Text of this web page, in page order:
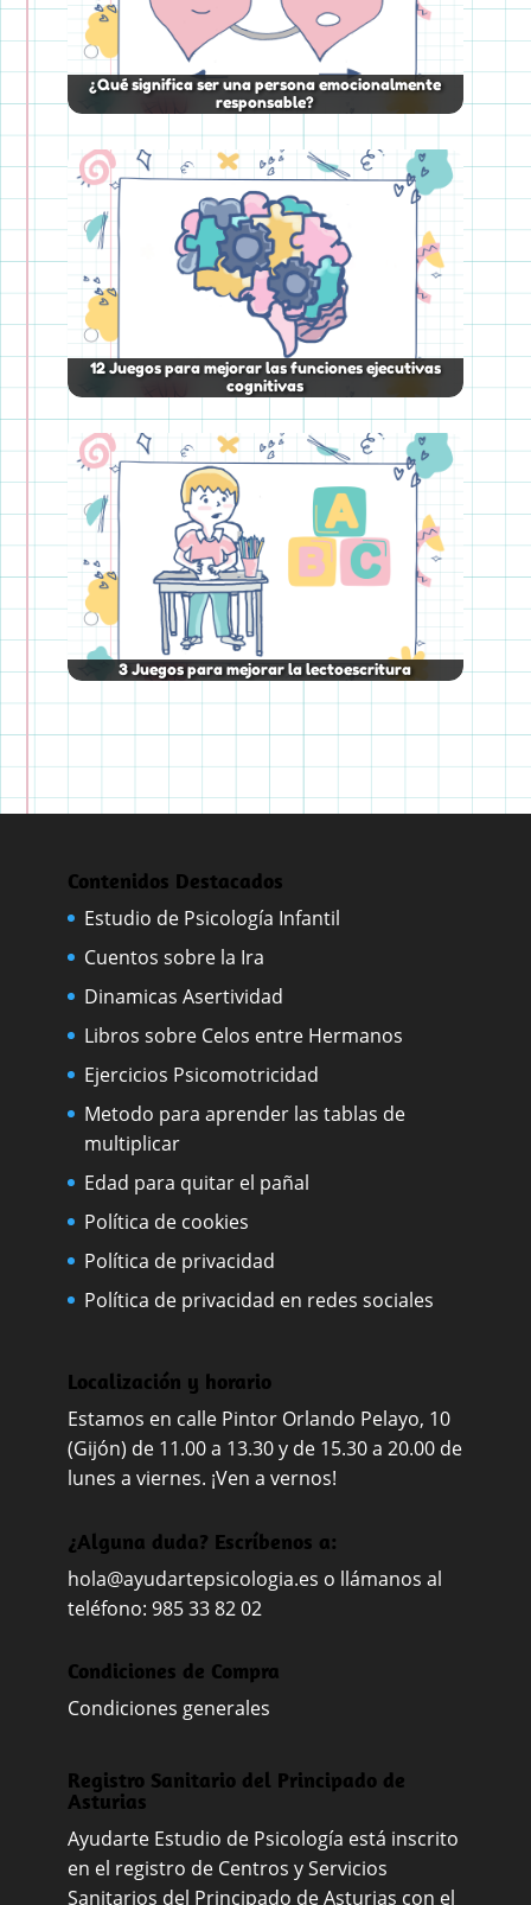
¿Qué significa ser una persona emocionalmente
responsable?
12 Juegos para mejorar las funciones ejecutivas
cognitivas
3 Juegos para mejorar la lectoescritura
Contenidos Destacados
Estudio de Psicología Infantil
Cuentos sobre la Ira
Dinamicas Asertividad
Libros sobre Celos entre Hermanos
Ejercicios Psicomotricidad
Metodo para aprender las tablas de
multiplicar
Edad para quitar el pañal
Política de cookies
Política de privacidad
Política de privacidad en redes sociales
Localización y horario
Estamos en calle Pintor Orlando Pelayo, 10
(Gijón) de 11.00 a 13.30 y de 15.30 a 20.00 de
lunes a viernes. ¡Ven a vernos!
¿Alguna duda? Escríbenos a:
hola@ayudartepsicologia.es o llámanos al
teléfono: 985 33 82 02
Condiciones de Compra
Condiciones generales
Registro Sanitario del Principado de
Asturias
Ayudarte Estudio de Psicología está inscrito
en el registro de Centros y Servicios
Sanitarios del Principado de Asturias con el